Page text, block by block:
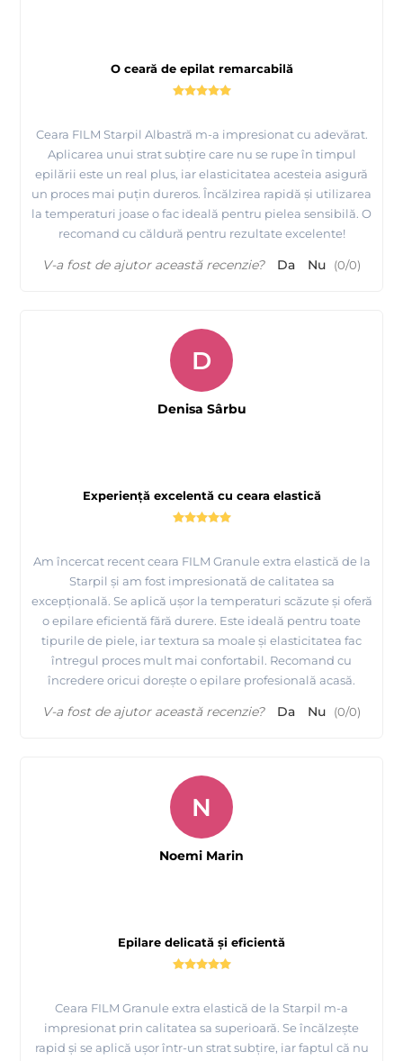
O ceară de epilat remarcabilă
Ceara FILM Starpil Albastră m-a impresionat cu adevărat.
Aplicarea unui strat subțire care nu se rupe în timpul
epilării este un real plus, iar elasticitatea acesteia asigură
un proces mai puțin dureros. Încălzirea rapidă și utilizarea
la temperaturi joase o fac ideală pentru pielea sensibilă. O
recomand cu căldură pentru rezultate excelente!
V-a fost de ajutor această recenzie? Da Nu (0/0)
Experiență excelentă cu ceara elastică
Am încercat recent ceara FILM Granule extra elastică de la
Starpil și am fost impresionată de calitatea sa
excepțională. Se aplică ușor la temperaturi scăzute și oferă
o epilare eficientă fără durere. Este ideală pentru toate
tipurile de piele, iar textura sa moale și elasticitatea fac
întregul proces mult mai confortabil. Recomand cu
încredere oricui dorește o epilare profesională acasă.
D
Denisa Sârbu
V-a fost de ajutor această recenzie? Da Nu (0/0)
Epilare delicată și eficientă
Ceara FILM Granule extra elastică de la Starpil m-a
impresionat prin calitatea sa superioară. Se încălzește
rapid și se aplică ușor într-un strat subțire, iar faptul că nu
N
Noemi Marin